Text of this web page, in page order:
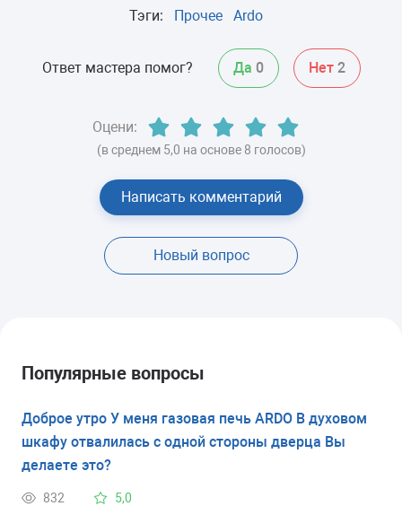
Тэги: Прочее Ardo
Ответ мастера помог? Да 0 Нет 2
Оцени:
(в среднем 5,0 на основе 8 голосов)
Написать комментарий
Новый вопрос
Популярные вопросы
Доброе утро У меня газовая печь ARDO В духовом
шкафу отвалилась с одной стороны дверца Вы
делаете это?
832 5,0